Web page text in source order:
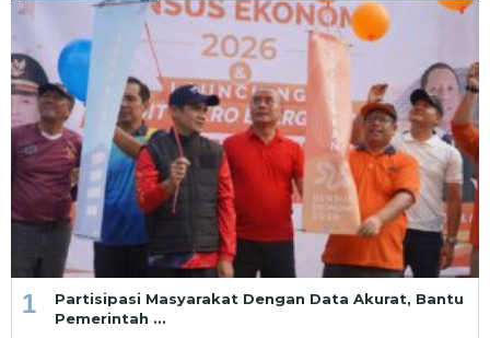
1
Partisipasi Masyarakat Dengan Data Akurat, Bantu
Pemerintah …